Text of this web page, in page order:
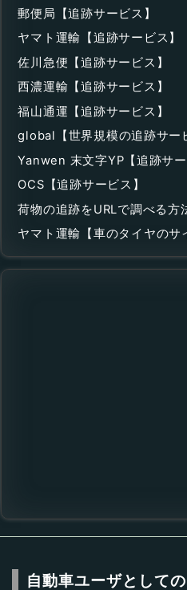
郵便局【追跡サービス】
ヤマト運輸【追跡サービス】
佐川急便【追跡サービス】
西濃運輸【追跡サービス】
福山通運【追跡サービス】
global【世界規模の追跡サー
Yanwen 末文字YP【追跡サー
OCS【追跡サービス】
荷物の追跡をURLで調べる方
ヤマト運輸【車のタイヤのサ
自動車ユーザとして